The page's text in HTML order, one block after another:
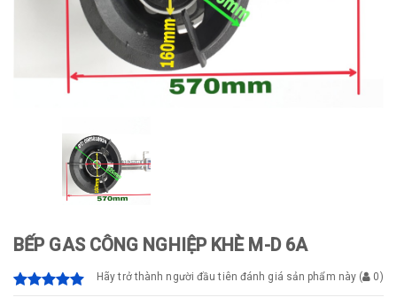
BẾP GAS CÔNG NGHIỆP KHÈ M-D 6A
Hãy trở thành người đầu tiên đánh giá sản phẩm này ( 0)